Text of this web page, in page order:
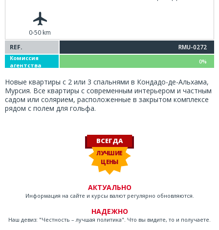
0-50 km
REF.
RMU-0272
Комиссия
агентства
0%
Новые квартиры с 2 или 3 спальнями в Кондадо-де-Альхама,
Мурсия. Все квартиры с современным интерьером и частным
садом или солярием, расположенные в закрытом комплексе
рядом с полем для гольфа.
ВСЕГДА
ЛУЧШИЕ
ЦЕНЫ
АКТУАЛЬНО
Информация на сайте и курсы валют регулярно обновляются.
НАДЕЖНО
Наш девиз: "Честность – лучшая политика". Что вы видите, то и получаете.